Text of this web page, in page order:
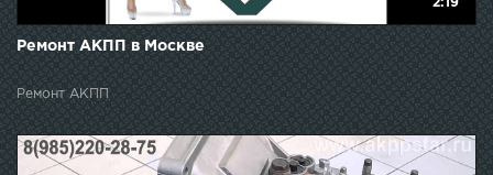
2:19
Ремонт АКПП в Москве
Ремонт АКПП